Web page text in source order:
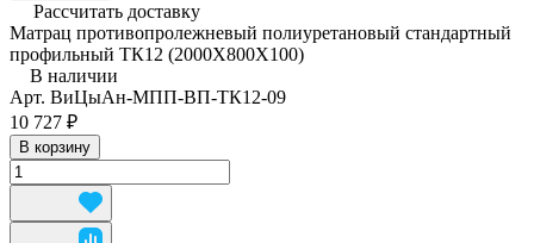
Рассчитать доставку
Матрац противопролежневый полиуретановый стандартный
профильный ТК12 (2000Х800Х100)
В наличии
Арт. ВиЦыАн-МПП-ВП-ТК12-09
10 727 ₽
В корзину